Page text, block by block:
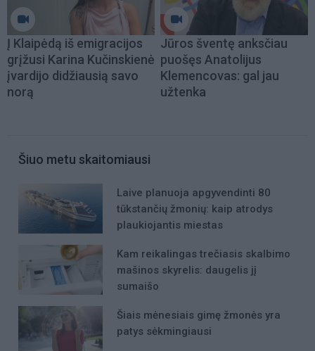
Į Klaipėdą iš emigracijos
grįžusi Karina Kučinskienė
įvardijo didžiausią savo
norą
Jūros šventę anksčiau
puošęs Anatolijus
Klemencovas: gal jau
užtenka
Šiuo metu skaitomiausi
Laive planuoja apgyvendinti 80
tūkstančių žmonių: kaip atrodys
plaukiojantis miestas
Kam reikalingas trečiasis skalbimo
mašinos skyrelis: daugelis jį
sumaišo
Šiais mėnesiais gimę žmonės yra
patys sėkmingiausi